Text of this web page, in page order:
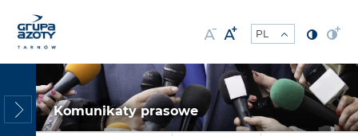
Komunikaty prasowe